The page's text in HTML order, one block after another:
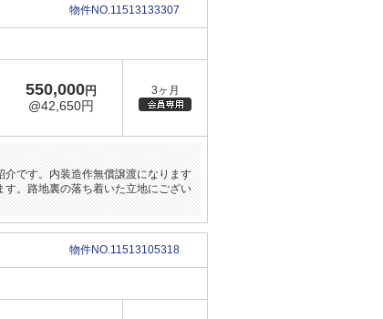
物件NO.11513133307
550,000円
@42,650円
3ヶ月
です。内装造作無償譲渡になります
。路地裏の落ち着いた立地にござい
物件NO.11513105318